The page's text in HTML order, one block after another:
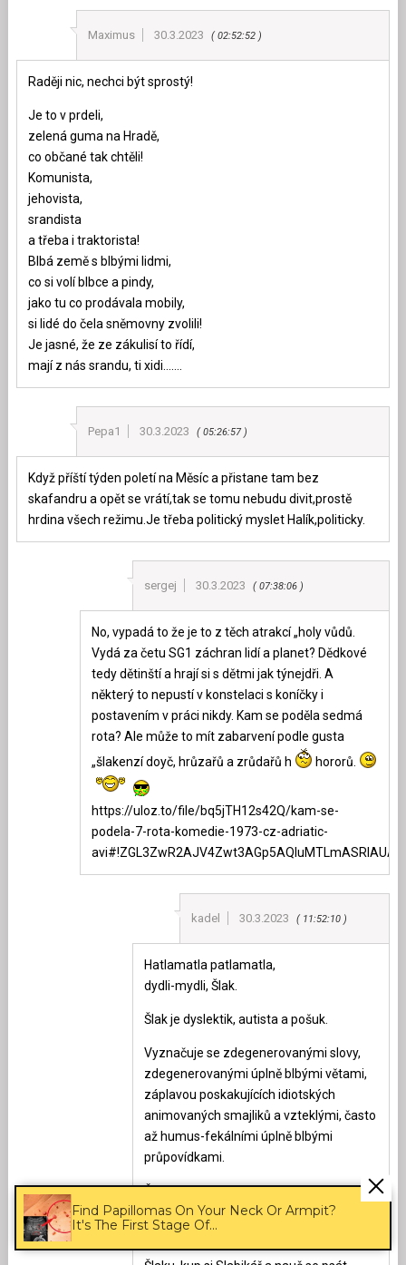
Maximus 30.3.2023 02:52:52
Raději nic, nechci být sprostý!
Je to v prdeli,
zelená guma na Hradě,
co občané tak chtěli!
Komunista,
jehovista,
srandista
a třeba i traktorista!
Blbá země s blbými lidmi,
co si volí blbce a pindy,
jako tu co prodávala mobily,
si lidé do čela sněmovny zvolili!
Je jasné, že ze zákulisí to řídí,
mají z nás srandu, ti xidi…….
Pepa1 30.3.2023 05:26:57
Když příští týden poletí na Měsíc a přistane tam bez
skafandru a opět se vrátí,tak se tomu nebudu divit,prostě
hrdina všech režimu.Je třeba politický myslet Halík,politicky.
sergej 30.3.2023 07:38:06
No, vypadá to že je to z těch atrakcí „holy vůdů.
Vydá za četu SG1 záchran lidí a planet? Dědkové
tedy dětinští a hrají si s dětmi jak týnejdři. A
některý to nepustí v konstelaci s koníčky i
postavením v práci nikdy. Kam se poděla sedmá
rota? Ale může to mít zabarvení podle gusta
„šlakenzí doyč, hrůzařů a zrůdařů h
hororů.
https://uloz.to/file/bq5jTH12s42Q/kam-se-
podela-7-rota-komedie-1973-cz-adriatic-
kadel 30.3.2023 11:52:10
Hatlamatla patlamatla,
dydli-mydli, Šlak.
Šlak je dyslektik, autista a pošuk.
Vyznačuje se zdegenerovanými slovy,
zdegenerovanými úplně blbými větami,
záplavou poskakujících idiotských
animovaných smajliků a vzteklými, často
až humus-fekálními úplně blbými
průpovídkami.
Často pod svými mnoha nicky reaguje
sám na sebe, pak dostane v blázinci
skotské střiky a na chvilku ho to přejde.
Find Papillomas On Your Neck Or Armpit?
It's The First Stage Of...